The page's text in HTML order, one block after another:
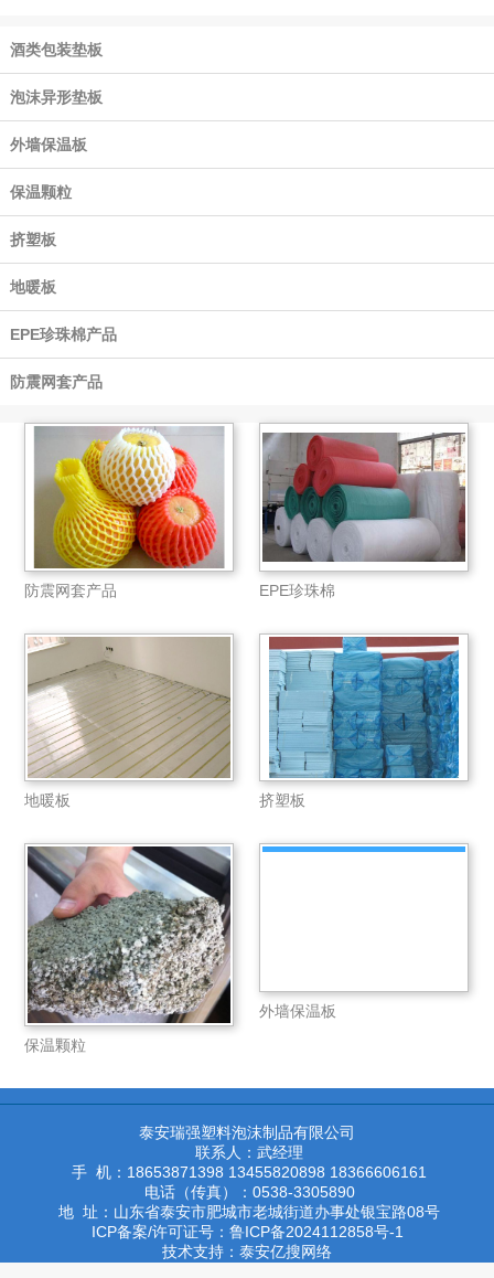
酒类包装垫板
泡沫异形垫板
外墙保温板
保温颗粒
挤塑板
地暖板
EPE珍珠棉产品
防震网套产品
防震网套产品 EPE珍珠棉
地暖板 挤塑板
保温颗粒
外墙保温板
泰安瑞强塑料泡沫制品有限公司
联系人：武经理
手 机：18653871398 13455820898 18366606161
电话（传真）：0538-3305890
地 址：山东省泰安市肥城市老城街道办事处银宝路08号
ICP备案/许可证号：鲁ICP备2024112858号-1
技术支持：泰安亿搜网络